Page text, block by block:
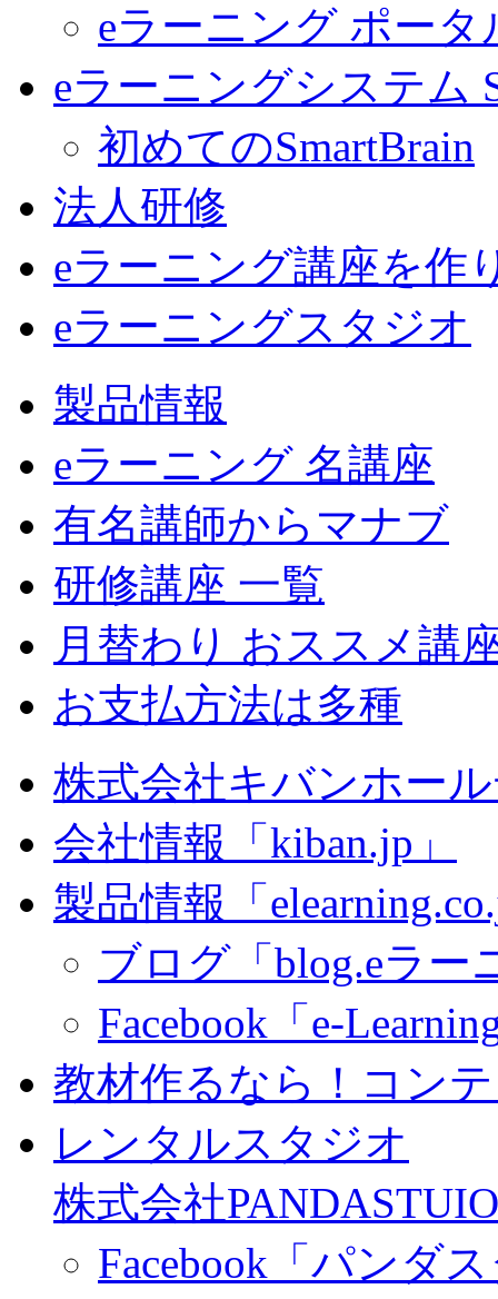
eラーニング ポータ
eラーニングシステム
初めてのSmartBrain
法人研修
eラーニング講座を作
eラーニングスタジオ
製品情報
eラーニング 名講座
有名講師からマナブ
研修講座 一覧
月替わり おススメ講
お支払方法は多種
株式会社キバンホー
会社情報「kiban.jp」
製品情報「
ブログ「blog.eラー
Facebook「e-
教材作るなら！コン
レンタルスタジオ
株式会社
Facebook「パンダ